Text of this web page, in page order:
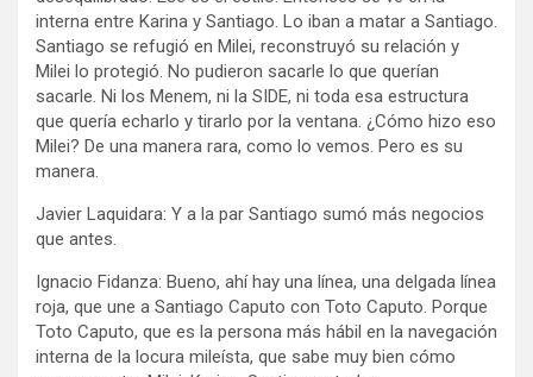
interna entre Karina y Santiago. Lo iban a matar a Santiago.
Santiago se refugió en Milei, reconstruyó su relación y
Milei lo protegió. No pudieron sacarle lo que querían
sacarle. Ni los Menem, ni la SIDE, ni toda esa estructura
que quería echarlo y tirarlo por la ventana. ¿Cómo hizo eso
Milei? De una manera rara, como lo vemos. Pero es su
manera.
Javier Laquidara: Y a la par Santiago sumó más negocios
que antes.
Ignacio Fidanza: Bueno, ahí hay una línea, una delgada línea
roja, que une a Santiago Caputo con Toto Caputo. Porque
Toto Caputo, que es la persona más hábil en la navegación
interna de la locura mileísta, que sabe muy bien cómo